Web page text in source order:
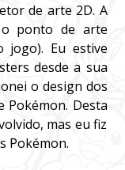
de arte 2D. A
o ponto de arte
jogo). Eu estive
desde a sua
o design dos
Pokémon. Desta
mas eu fiz
Pokémon.